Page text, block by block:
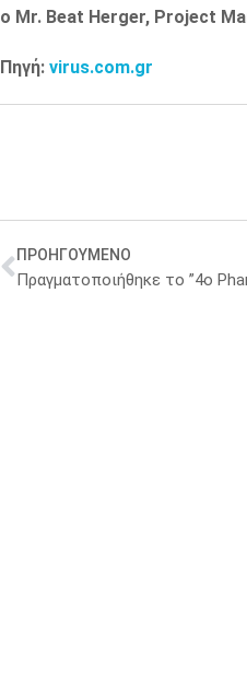
ο Mr. Beat Herger, Project
Πηγή: virus.com.gr
ΠΡΟΗΓΟΥΜΕΝΟ